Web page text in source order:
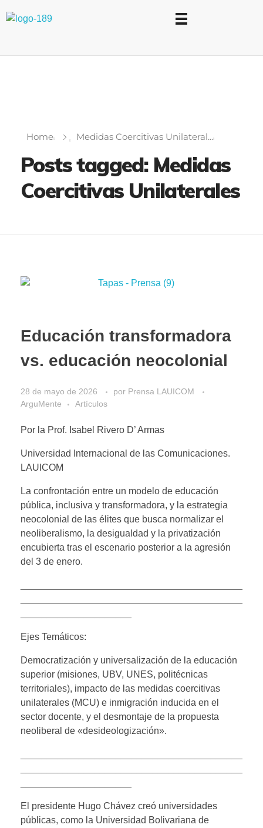
Home Medidas Coercitivas Unilateral...
Posts tagged: Medidas
Coercitivas Unilaterales
Educación transformadora
vs. educación neocolonial
28 de mayo de 2026 por Prensa LAUICOM
ArguMente
Artículos
Por la Prof. Isabel Rivero D’ Armas
Universidad Internacional de las Comunicaciones.
LAUICOM
La confrontación entre un modelo de educación
pública, inclusiva y transformadora, y la estrategia
neocolonial de las élites que busca normalizar el
neoliberalismo, la desigualdad y la privatización
encubierta tras el escenario posterior a la agresión
del 3 de enero.
Ejes Temáticos:
Democratización y universalización de la educación
superior (misiones, UBV, UNES, politécnicas
territoriales), impacto de las medidas coercitivas
unilaterales (MCU) e inmigración inducida en el
sector docente, y el desmontaje de la propuesta
neoliberal de «desideologización».
El presidente Hugo Chávez creó universidades
públicas, como la Universidad Bolivariana de